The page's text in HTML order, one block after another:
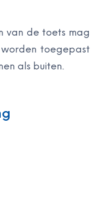
van de toets mag
toegepast
als buiten.